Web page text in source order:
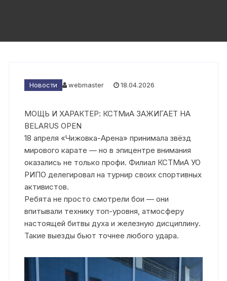
Новости webmaster 18.04.2026
МОЩЬ И ХАРАКТЕР: КСТМиА ЗАЖИГАЕТ НА
BELARUS OPEN
18 апреля «Чижовка-Арена» принимала звёзд
мирового карате — но в эпицентре внимания
оказались не только профи. Филиал КСТМиА УО
РИПО делегировал на турнир своих спортивных
активистов.
Ребята не просто смотрели бои — они
впитывали технику топ-уровня, атмосферу
настоящей битвы духа и железную дисциплину.
Такие выезды бьют точнее любого удара.